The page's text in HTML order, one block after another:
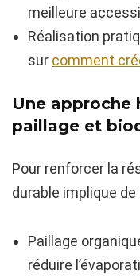
meilleure
Réalisation
sur comment
Une approche
paillage et
Pour renforcer la
durable implique
Paillage
réduire